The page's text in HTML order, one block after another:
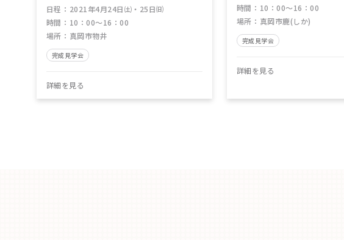
日程 ： 2021年4月24日㈯・25日㈰
時間 ： 10：00～16：00
場所 ： 真岡市物井
完成見学会
詳細を見る
時間 ： 10：00～16：00
場所 ： 真岡市鹿(しか)
完成見学会
詳細を見る